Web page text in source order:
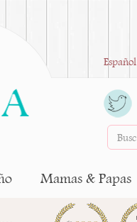
Español
Mamas & Papas